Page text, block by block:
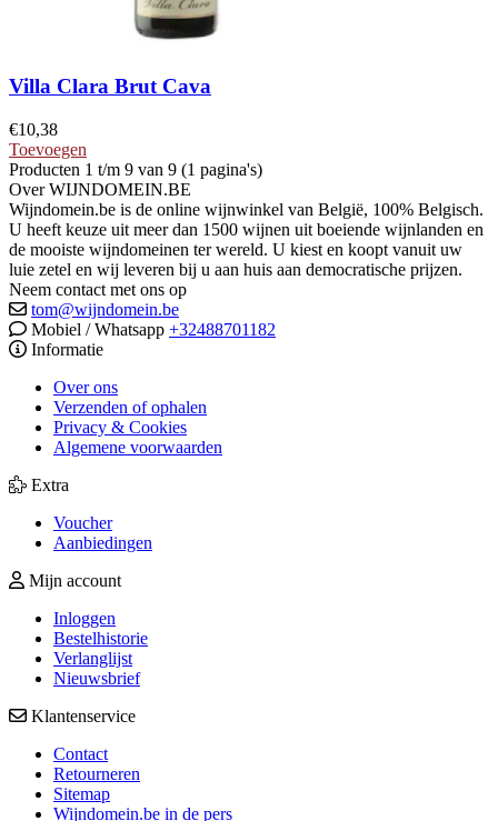
Villa Clara Brut Cava
€10,38
Toevoegen
Producten 1 t/m 9 van 9 (1 pagina's)
Over WIJNDOMEIN.BE
Wijndomein.be is de online wijnwinkel van België, 100% Belgisch.
U heeft keuze uit meer dan 1500 wijnen uit boeiende wijnlanden en
de mooiste wijndomeinen ter wereld. U kiest en koopt vanuit uw
luie zetel en wij leveren bij u aan huis aan democratische prijzen.
Neem contact met ons op
tom@wijndomein.be
Mobiel / Whatsapp +32488701182
Informatie
Over ons
Verzenden of ophalen
Privacy & Cookies
Algemene voorwaarden
Extra
Voucher
Aanbiedingen
Mijn account
Inloggen
Bestelhistorie
Verlanglijst
Nieuwsbrief
Klantenservice
Contact
Retourneren
Sitemap
Wijndomein.be in de pers